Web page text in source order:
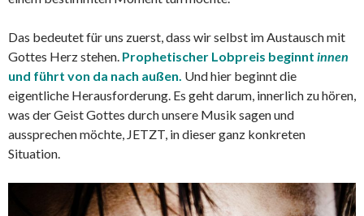
Das bedeutet für uns zuerst, dass wir selbst im Austausch mit
Gottes Herz stehen. Prophetischer Lobpreis beginnt innen
und führt von da nach außen. Und hier beginnt die
eigentliche Herausforderung. Es geht darum, innerlich zu hören,
was der Geist Gottes durch unsere Musik sagen und
aussprechen möchte, JETZT, in dieser ganz konkreten
Situation.